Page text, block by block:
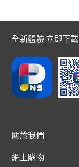
全新體驗 立即下載
關於我們
網上購物